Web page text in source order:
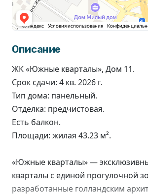
Описание
ЖК «Южные кварталы», Дом 11.
Срок сдачи: 4 кв. 2026 г.
Тип дома: панельный.
Отделка: предчистовая.
Есть балкон.
Площади: жилая 43.23 м².
«Южные кварталы» —
кварталы с единой прогулочной
разработанные голландским